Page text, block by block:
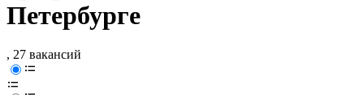
Петербурге
, 27 вакансий